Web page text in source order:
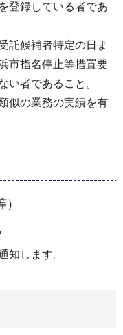
登録している者であ
託候補者特定の日ま
市指名停止等措置要
い者であること。
似の業務の実績を有
知します。